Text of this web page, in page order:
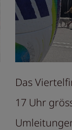
Das
17 Uhr